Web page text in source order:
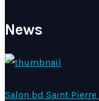
News
Salon bd Saint